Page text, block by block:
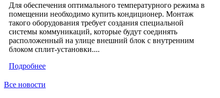
Для обеспечения оптимального температурного режима в
помещении необходимо купить кондиционер. Монтаж
такого оборудования требует создания специальной
системы коммуникаций, которые будут соединять
расположенный на улице внешний блок с внутренним
блоком сплит-установки....
Подробнее
Все новости